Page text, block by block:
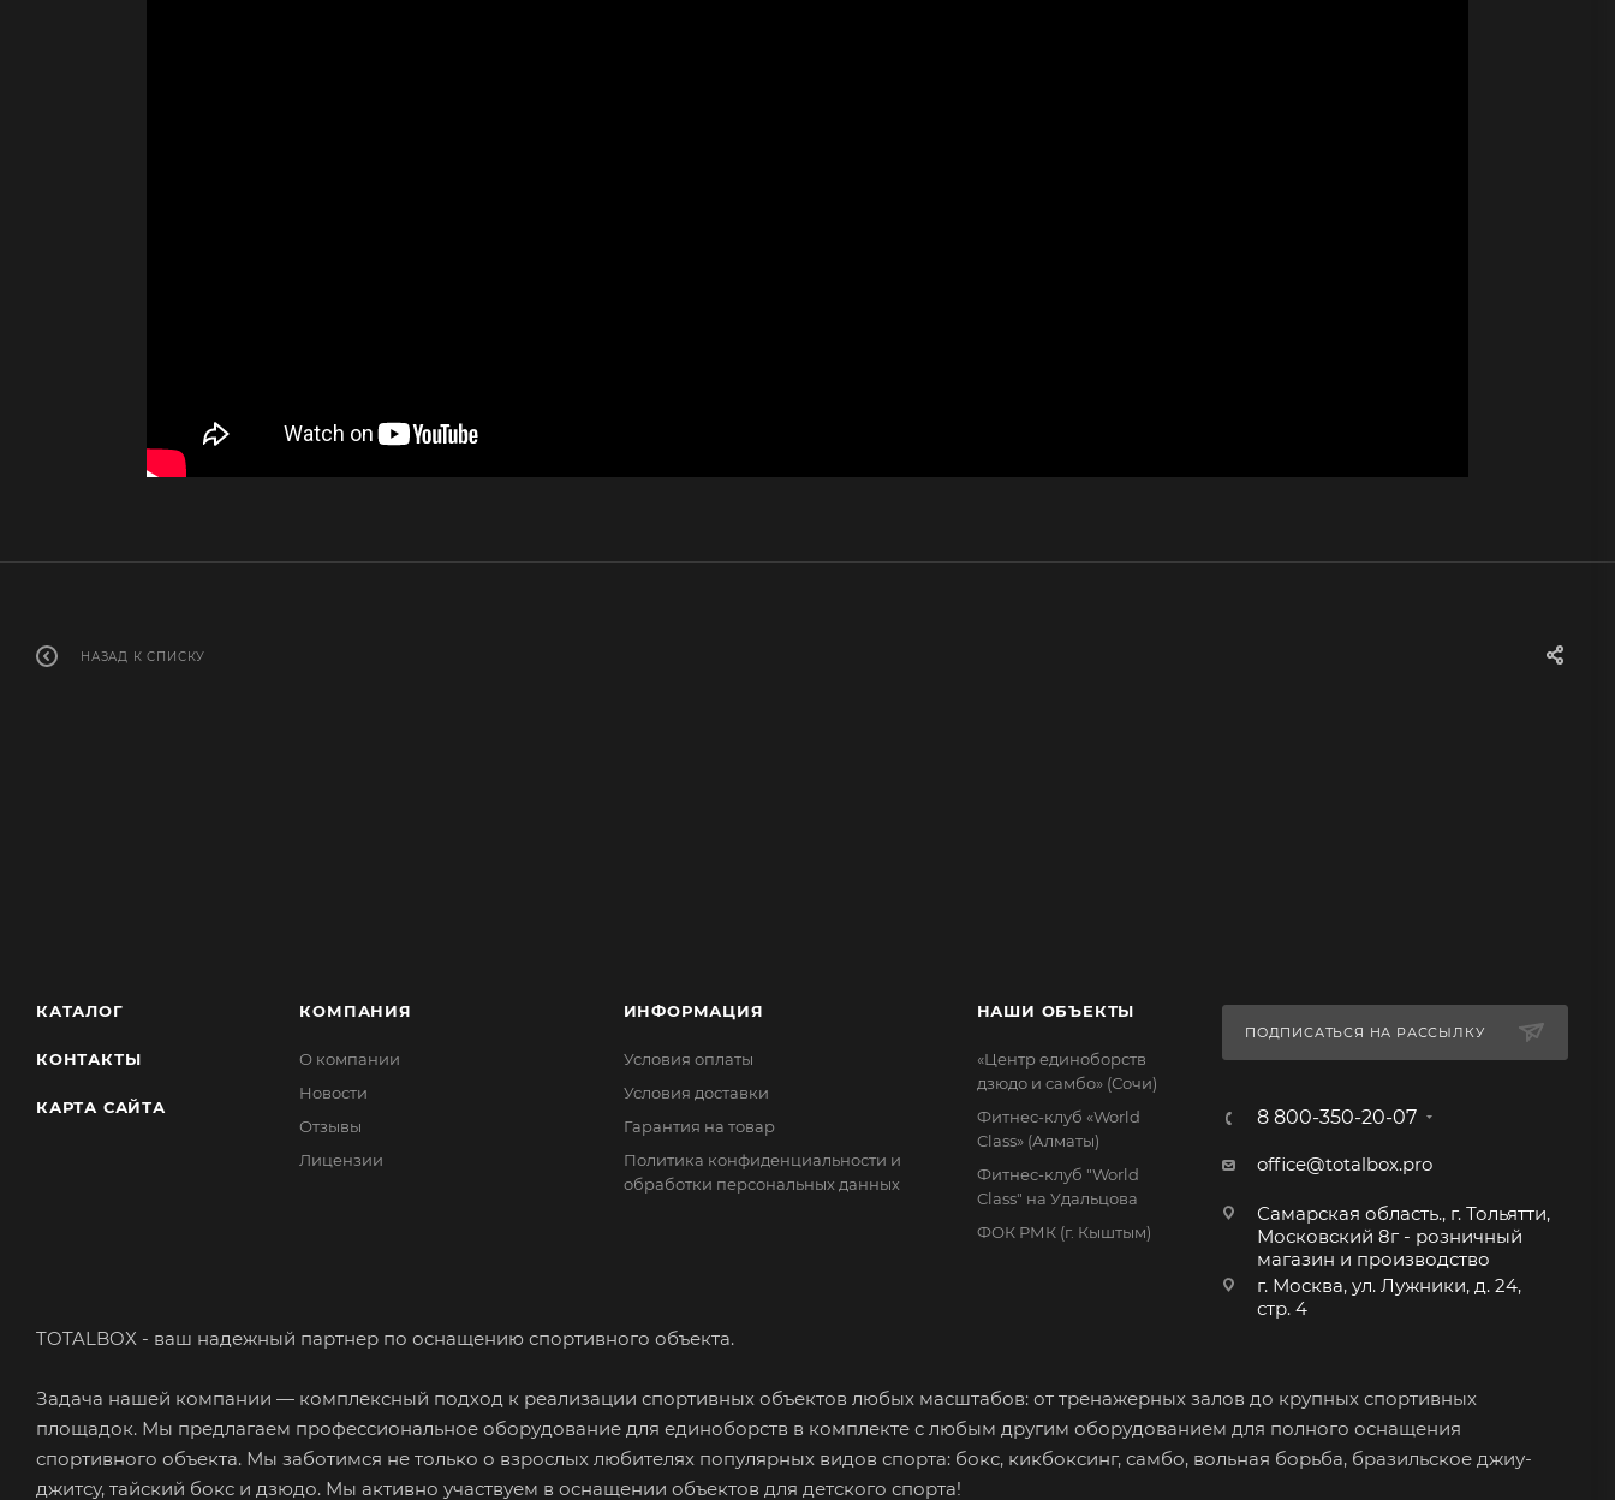
НАЗАД К СПИСКУ
КАТАЛОГ
КОНТАКТЫ
КАРТА САЙТА
КОМПАНИЯ
О компании
Новости
Отзывы
Лицензии
ИНФОРМАЦИЯ
Условия оплаты
Условия доставки
Гарантия на товар
Политика конфиденциальности и
обработки персональных данных
НАШИ ОБЪЕКТЫ
«Центр единоборств
дзюдо и самбо» (Сочи)
Фитнес-клуб «World
Class» (Алматы)
Фитнес-клуб "World
Class" на Удальцова
ФОК РМК (г. Кыштым)
ПОДПИСАТЬСЯ НА РАССЫЛКУ
8 800-350-20-07
office@totalbox.pro
Самарская область., г. Тольятти,
Московский 8г - розничный
магазин и производство
г. Москва, ул. Лужники, д. 24,
стр. 4
TOTALBOX - ваш надежный партнер по оснащению спортивного объекта.
Задача нашей компании — комплексный подход к реализации спортивных объектов любых масштабов: от тренажерных залов до крупных спортивных
площадок. Мы предлагаем профессиональное оборудование для единоборств в комплекте с любым другим оборудованием для полного оснащения
спортивного объекта. Мы заботимся не только о взрослых любителях популярных видов спорта: бокс, кикбоксинг, самбо, вольная борьба, бразильское джиу-
джитсу, тайский бокс и дзюдо. Мы активно участвуем в оснащении объектов для детского спорта!